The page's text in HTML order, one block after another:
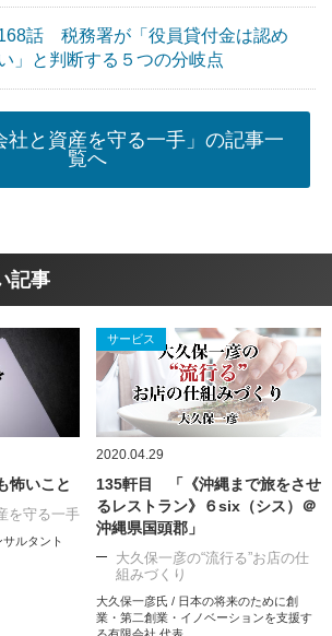
話 税務署が「役員貸付金は認め
」と判断する５つの分岐点
社と資産を守る一手」の記事一
覧へ
記事
怖いこと
を守る一手
ルタント
サービス
2020.04.29
135軒目 「《沖縄まで旅をさせ
るレストラン》６six（シス）＠
沖縄県国頭郡」
大久保一彦の“流行る”お店の仕
組みづくり
大久保一彦氏 / 日本の将来のために創
業・第二創業・イノベーションを支援す